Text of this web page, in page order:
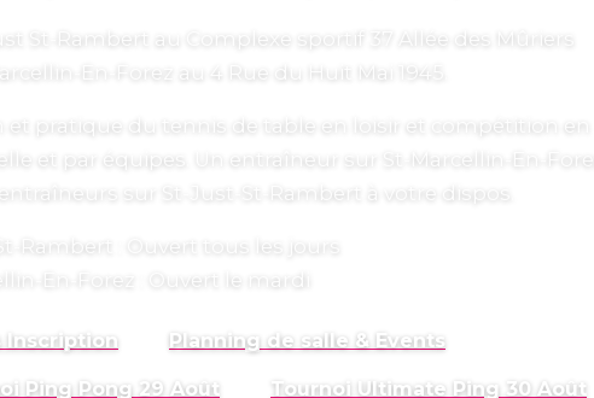
St-Rambert au Complexe sportif 37 Allée des Mûriers
En-Forez au 4 Rue du Huit Mai 1945.
et pratique du tennis de table en loisir et compétition en
et par équipes. Un entraîneur sur St-Marcellin-En-Forez
sur St-Just-St-Rambert à votre dispos.
Rambert : Ouvert tous les jours
En-Forez : Ouvert le mardi
Inscription Planning de salle & Events
Ping Pong 29 Août Tournoi Ultimate Ping 30 Août